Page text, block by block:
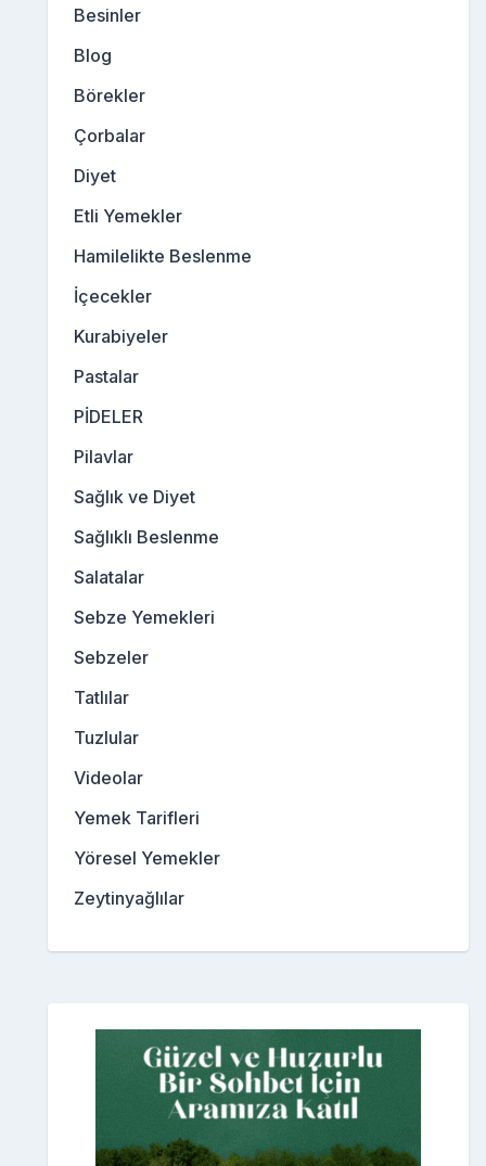
Besinler
Blog
Börekler
Çorbalar
Diyet
Etli Yemekler
Hamilelikte Beslenme
İçecekler
Kurabiyeler
Pastalar
PİDELER
Pilavlar
Sağlık ve Diyet
Sağlıklı Beslenme
Salatalar
Sebze Yemekleri
Sebzeler
Tatlılar
Tuzlular
Videolar
Yemek Tarifleri
Yöresel Yemekler
Zeytinyağlılar